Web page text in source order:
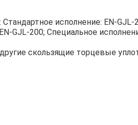
исполнение: EN-
GJL-200; Специальное
скользящие торцевые